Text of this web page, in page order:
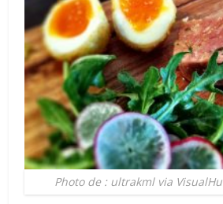
Photo de : ultrakml via